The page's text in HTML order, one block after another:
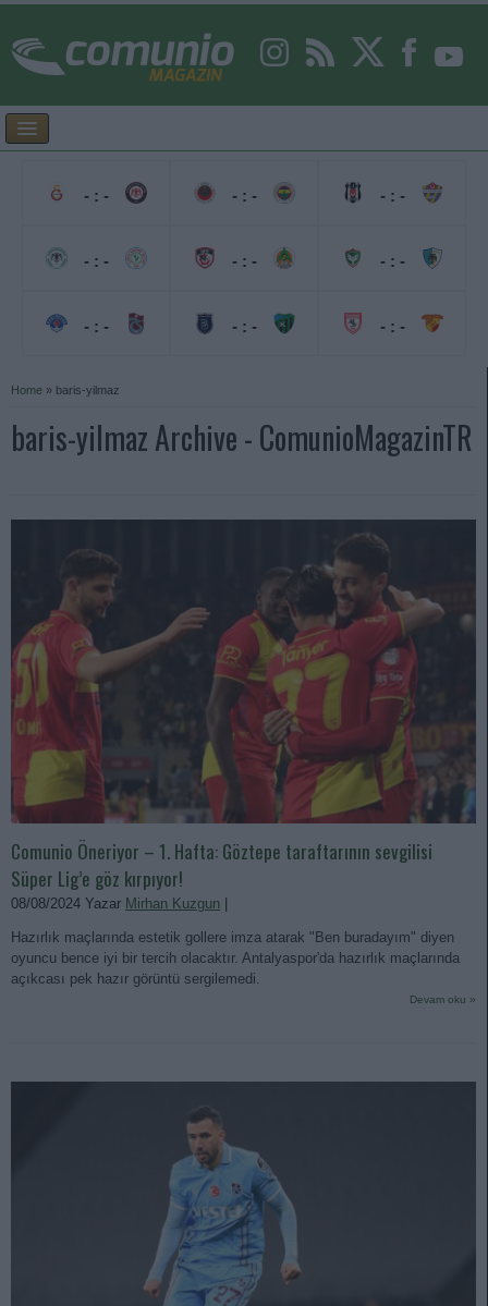
- : -
- : -
- : -
- : -
- : -
- : -
- : -
- : -
- : -
Home » baris-yilmaz
baris-yilmaz Archive - ComunioMagazinTR
Comunio Öneriyor – 1. Hafta: Göztepe taraftarının sevgilisi
Süper Lig’e göz kırpıyor!
08/08/2024 Yazar Mirhan Kuzgun
Hazırlık maçlarında estetik gollere imza atarak "Ben buradayım" diyen
oyuncu bence iyi bir tercih olacaktır. Antalyaspor'da hazırlık maçlarında
açıkcası pek hazır görüntü sergilemedi.
Devam oku »